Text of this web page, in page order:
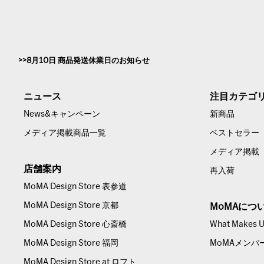
8月10日 商品発送休業日のお知らせ
ニュース
News&キャンペーン
メディア掲載商品一覧
店舗案内
MoMA Design Store 表参道
MoMA Design Store 京都
MoMA Design Store 心斎橋
MoMA Design Store 福岡
MoMA Design Store at ロフト
注目カテゴ
新商品
ベストセラー
メディア掲載
再入荷
MoMAにつ
What Makes
MoMAメンバ